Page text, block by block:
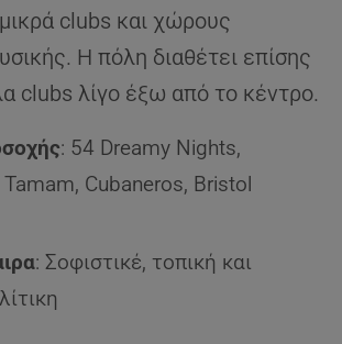
clubs και χώρους
Η πόλη διαθέτει επίσης
clubs λίγο έξω από το κέντρο.
: 54 Dreamy Nights,
Cubaneros, Bristol
: Σοφιστικέ, τοπική και